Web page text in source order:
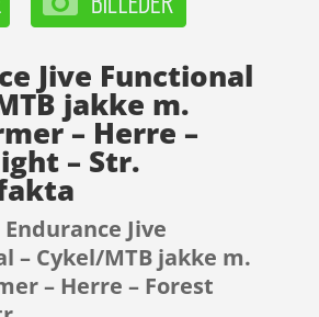
Jive Functional
jakke m.
– Herre –
– Str.
Endurance Jive
– Cykel/MTB jakke m.
– Herre – Forest